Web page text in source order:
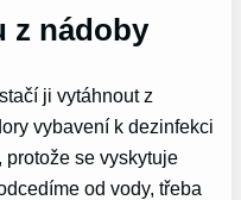
z nádoby
ji vytáhnout z
vybavení k dezinfekci
se vyskytuje
od vody, třeba